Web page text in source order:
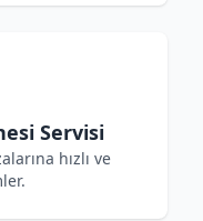
Servisi
hızlı ve